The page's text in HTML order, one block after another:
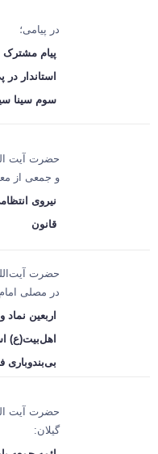
در پیامی؛
پیام مشترک
استاندار
سوم سینا
حضرت آیت
و جمعی از
نیروی
قانون
حضرت
در مصلی
اربعین
اهل‌بیت(ع)
بی‌بندوباری
حضرت آیت
گیلان: